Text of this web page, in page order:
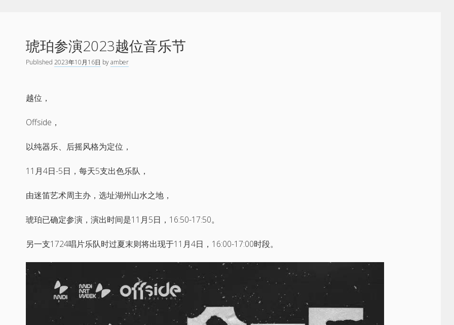
琥珀参演2023越位音乐节
Published2023年10月16日 byamber
越位，
Offside，
以纯器乐、后摇风格为定位，
11月4日-5日，每天5支出色乐队，
由迷笛艺术周主办，选址湖州山水之地，
琥珀已确定参演，演出时间是11月5日，16:50-17:50。
另一支1724唱片乐队时过夏末则将出现于11月4日，16:00-17:00时段。